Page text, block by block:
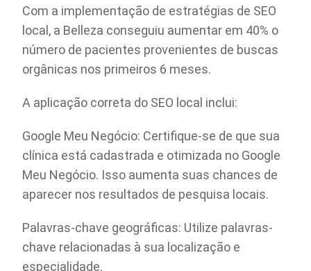
Com a implementação de estratégias de SEO
local, a Belleza conseguiu aumentar em 40% o
número de pacientes provenientes de buscas
orgânicas nos primeiros 6 meses.
A aplicação correta do SEO local inclui:
Google Meu Negócio: Certifique-se de que sua
clínica está cadastrada e otimizada no Google
Meu Negócio. Isso aumenta suas chances de
aparecer nos resultados de pesquisa locais.
Palavras-chave geográficas: Utilize palavras-
chave relacionadas à sua localização e
especialidade.